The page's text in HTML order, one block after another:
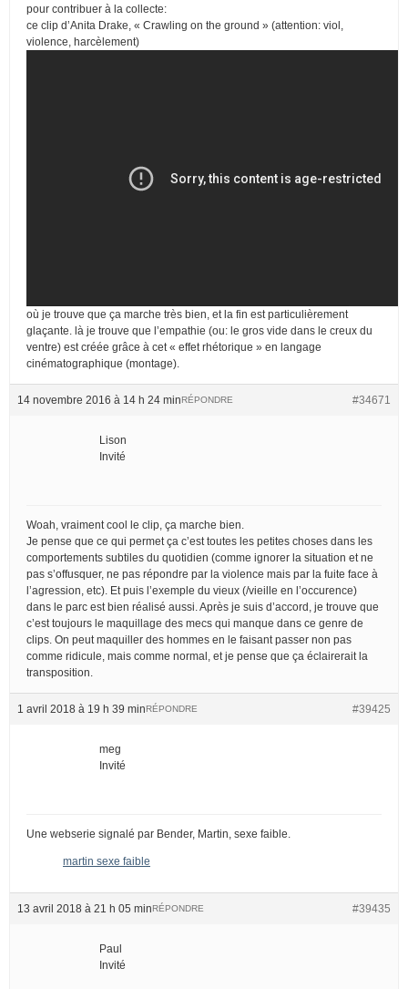
pour contribuer à la collecte:
ce clip d’Anita Drake, « Crawling on the ground » (attention: viol,
violence, harcèlement)
où je trouve que ça marche très bien, et la fin est particulièrement
glaçante. là je trouve que l’empathie (ou: le gros vide dans le creux du
ventre) est créée grâce à cet « effet rhétorique » en langage
cinématographique (montage).
14 novembre 2016 à 14 h 24 min #34671
RÉPONDRE
Lison
Invité
Woah, vraiment cool le clip, ça marche bien.
Je pense que ce qui permet ça c’est toutes les petites choses dans les
comportements subtiles du quotidien (comme ignorer la situation et ne
pas s’offusquer, ne pas répondre par la violence mais par la fuite face à
l’agression, etc). Et puis l’exemple du vieux (/vieille en l’occurence)
dans le parc est bien réalisé aussi. Après je suis d’accord, je trouve que
c’est toujours le maquillage des mecs qui manque dans ce genre de
clips. On peut maquiller des hommes en le faisant passer non pas
comme ridicule, mais comme normal, et je pense que ça éclairerait la
transposition.
1 avril 2018 à 19 h 39 min #39425
RÉPONDRE
meg
Invité
Une webserie signalé par Bender, Martin, sexe faible.
martin sexe faible
13 avril 2018 à 21 h 05 min #39435
RÉPONDRE
Paul
Invité